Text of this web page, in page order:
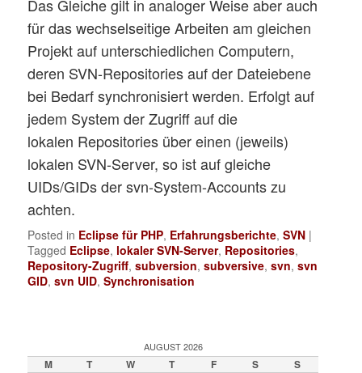
Das Gleiche gilt in analoger Weise aber auch
für das wechselseitige Arbeiten am gleichen
Projekt auf unterschiedlichen Computern,
deren SVN-Repositories auf der Dateiebene
bei Bedarf synchronisiert werden. Erfolgt auf
jedem System der Zugriff auf die
lokalen Repositories über einen (jeweils)
lokalen SVN-Server, so ist auf gleiche
UIDs/GIDs der svn-System-Accounts zu
achten.
Posted in Eclipse für PHP, Erfahrungsberichte,SVN |
Tagged Eclipse, lokaler SVN-Server, Repositories,
Repository-Zugriff,subversion,subversive,svn,svn
GID,svn UID,Synchronisation
AUGUST 2026
M T W T F S S